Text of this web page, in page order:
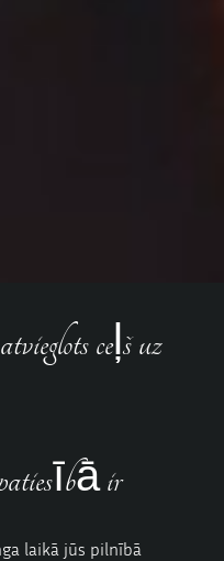
ceļš uz
ir
laikā jūs pilnībā